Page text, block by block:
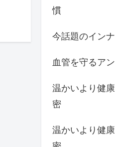
慣
今話題のイン
血管を守るア
温かいより健
密
温かいより健